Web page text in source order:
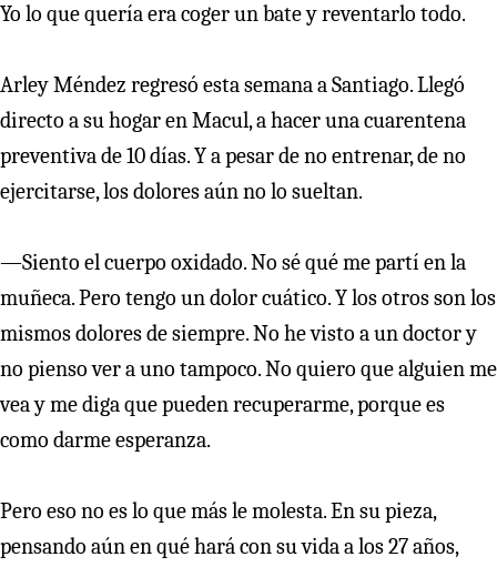
Yo lo que quería era coger un bate y reventarlo todo.
Arley Méndez regresó esta semana a Santiago. Llegó
directo a su hogar en Macul, a hacer una cuarentena
preventiva de 10 días. Y a pesar de no entrenar, de no
ejercitarse, los dolores aún no lo sueltan.
—Siento el cuerpo oxidado. No sé qué me partí en la
muñeca. Pero tengo un dolor cuático. Y los otros son los
mismos dolores de siempre. No he visto a un doctor y
no pienso ver a uno tampoco. No quiero que alguien me
vea y me diga que pueden recuperarme, porque es
como darme esperanza.
Pero eso no es lo que más le molesta. En su pieza,
pensando aún en qué hará con su vida a los 27 años,